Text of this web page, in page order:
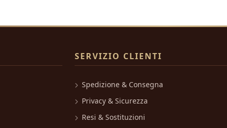
SERVIZIO CLIENTI
Spedizione & Consegna
Privacy & Sicurezza
Resi & Sostituzioni